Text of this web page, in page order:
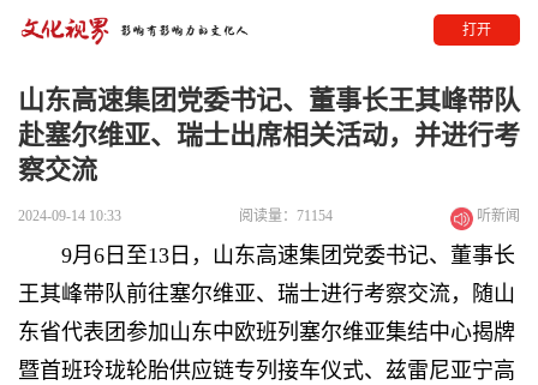
打开
山东高速集团党委书记、董事长王其峰带队
赴塞尔维亚、瑞士出席相关活动，并进行考
察交流
2024-09-14 10:33 阅读量：71154 听新闻
9月6日至13日，山东高速集团党委书记、董事长
王其峰带队前往塞尔维亚、瑞士进行考察交流，随山
东省代表团参加山东中欧班列塞尔维亚集结中心揭牌
暨首班玲珑轮胎供应链专列接车仪式、兹雷尼亚宁高